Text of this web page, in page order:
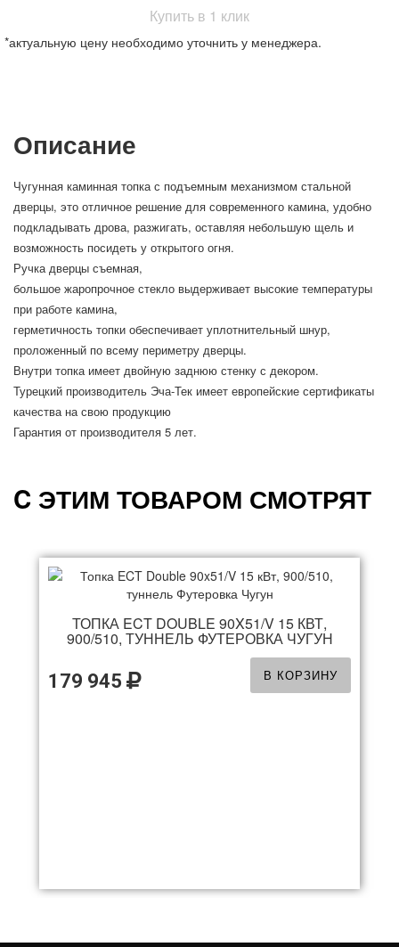
Купить в 1 клик
*актуальную цену необходимо уточнить у менеджера.
Описание
Чугунная каминная топкас подъемным механизмом стальной
дверцы, это отличное решение для современного камина, удобно
подкладывать дрова, разжигать, оставляя небольшую щель и
возможность посидеть у открытого огня.
Ручка дверцы съемная,
большое жаропрочное стекло выдерживает высокие температуры
при работе камина,
герметичность топки обеспечивает уплотнительный шнур,
проложенный по всему периметру дверцы.
Внутри топка имеет двойную заднюю стенку с декором.
Турецкий производитель Эча-Тек имеет европейские сертификаты
качества на свою продукцию
Гарантия от производителя 5 лет.
C ЭТИМ ТОВАРОМ СМОТРЯТ
ТОПКА ECT DOUBLE 90X51/V 15 КВТ,
900/510, ТУННЕЛЬ ФУТЕРОВКА ЧУГУН
179 945 В КОРЗИНУ